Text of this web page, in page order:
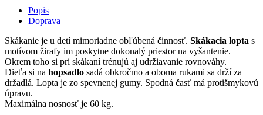
Popis
Doprava
Skákanie je u detí mimoriadne obľúbená činnosť. Skákacia lopta s
motívom žirafy im poskytne dokonalý priestor na vyšantenie.
Okrem toho si pri skákaní trénujú aj udržiavanie rovnováhy.
Dieťa si na hopsadlo sadá obkročmo a oboma rukami sa drží za
držadlá. Lopta je zo spevnenej gumy. Spodná časť má protišmykovú
úpravu.
Maximálna nosnosť je 60 kg.